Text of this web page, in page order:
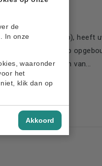
de
In onze
waaronder
het
klik dan op
Akkoord
partnerschap), heeft
of partnerschap
Scheiding). Als één van...